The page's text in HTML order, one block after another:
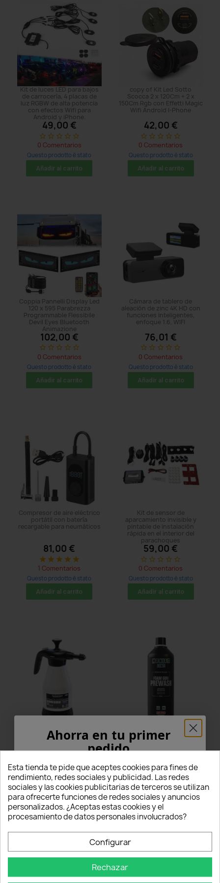
Kit de luces LED para bajos
de carrocería, 4 placas de
luz RGBW de alta potencia
con efectos Wifi para
Android y iPhone.
49,00 €
star_border star_border star_border star_border star_border
0 Comentarios
Questo prodotto è stato
acquistato: 5 times
Añadir al carrito
copy of Kit Led Sotto
Scocca 2 x 120Cm + 2 x
150Cm Rgb con Effetti Magic
Wifi Android I-Phone
42,00 €
star_border star_border star_border star_border star_border
0 Comentarios
Questo prodotto è stato
acquistato: 5 times
Añadir al carrito
Coppia Pannelli Display Led
120 x 595 Parabrezza
Programmable Flessibile
Devil Eyes Bluetooth
Animazione
102,00 €
star_border star_border star_border star_border star_border
0 Comentarios
Questo prodotto è stato
acquistato: 5 times
Añadir al carrito
Cámara de tablero de
aleación de zinc 4K HD con
funciones inteligentes,
enfoque 1.6, WIFI
76,01 €
star_border star_border star_border star_border star_border
0 Comentarios
Questo prodotto è stato
acquistato: 8 times
Añadir al carrito
Compresor de aire eléctrico
portátil con batería
recargable para neumáticos
81,00 €
star star star star star
1 Comentarios
Questo prodotto è stato
acquistato: 5 times
Añadir al carrito
Kit de sensor de
aparcamiento invisible y
pintable de instalación
rápida en el interior del
parachoques
59,00 €
star_border star_border star_border star_border star_border
0 Comentarios
Questo prodotto è stato
acquistato: 5 times
Añadir al carrito
espumadora con bomba de
presión EPOCA de 1,5 l
starstarstarstarstar
1 Comentarios
Questo prodotto è stato
acquistato: 5 times
Añadir al carrito
Prelavado para pistola de
espuma Ma-Fra Maniac,
formato 1000 ml
star_borderstar_borderstar_borderstar_borderstar_border
0 Comentarios
Questo prodotto è stato
acquistato: 5 times
Añadir al carrito
Esta tienda te pide que aceptes cookies para fines de
rendimiento, redes sociales y publicidad. Las redes
sociales y las cookies publicitarias de terceros se utilizan
para ofrecerte funciones de redes sociales y anuncios
personalizados. ¿Aceptas estas cookies y el
procesamiento de datos personales involucrados?
Configurar
Rechazar
Ahorra en tu primer
pedido
¡5% PARA TI!
Introduce tu correo electrónico aquí abajo
para recibir un5% DE DESCUENTOen tu
primer pedido.
Nome